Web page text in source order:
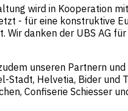
wird in Kooperation
- für eine konstruktive
Wir danken der UBS AG
unseren Partnern
Stadt, Helvetia, Bider und
Confiserie Schiesser